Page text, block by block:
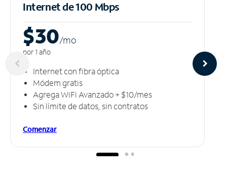
Internet de 100 Mbps
$30/mo
por 1 año
Internet con fibra óptica
Módem gratis
Agrega WiFi Avanzado + $10/mes
Sin límite de datos, sin contratos
Comenzar